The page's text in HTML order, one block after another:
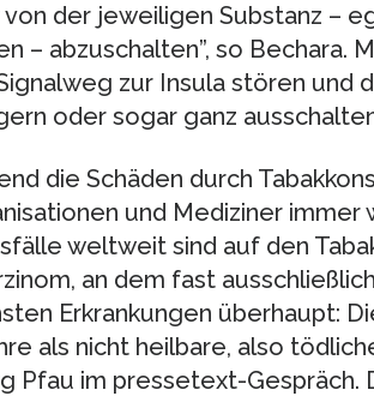
von der jeweiligen Substanz –
– abzuschalten”, so Bechara.
zur Insula stören und
oder sogar ganz
die Schäden durch
und Mediziner immer
weltweit sind auf den
an dem fast
Erkrankungen überhaupt:
als nicht heilbare, also
Pfau im pressetext-Gespräch.